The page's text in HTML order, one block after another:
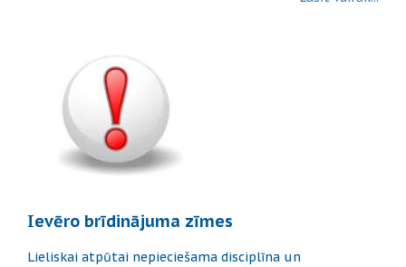
Ievēro brīdinājuma zīmes
Lieliskai atpūtai nepieciešama disciplīna un